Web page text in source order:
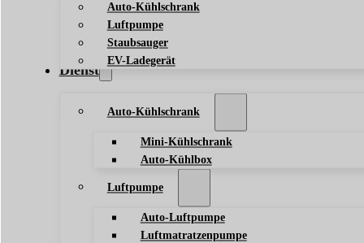
Auto-Kühlschrank
Luftpumpe
Staubsauger
EV-Ladegerät
Dienst
Auto-Kühlschrank
Mini-Kühlschrank
Auto-Kühlbox
Luftpumpe
Auto-Luftpumpe
Luftmatratzenpumpe